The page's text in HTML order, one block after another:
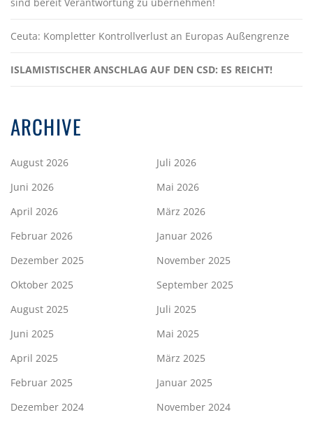
Ceuta: Kompletter Kontrollverlust an Europas Außengrenze
ISLAMISTISCHER ANSCHLAG AUF DEN CSD: ES REICHT!
ARCHIVE
August 2026
Juli 2026
Juni 2026
Mai 2026
April 2026
März 2026
Februar 2026
Januar 2026
Dezember 2025
November 2025
Oktober 2025
September 2025
August 2025
Juli 2025
Juni 2025
Mai 2025
April 2025
März 2025
Februar 2025
Januar 2025
Dezember 2024
November 2024